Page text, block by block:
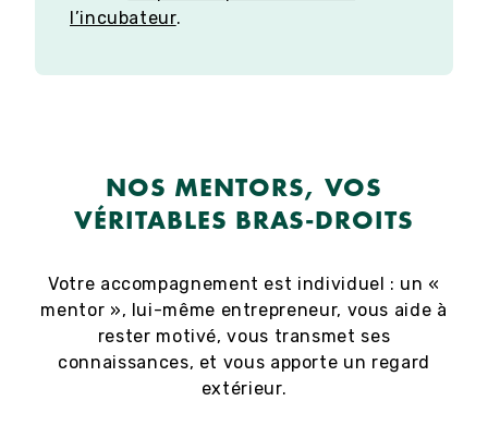
l’incubateur.
NOS MENTORS, VOS
VÉRITABLES BRAS-DROITS
Votre accompagnement est individuel : un «
mentor », lui-même entrepreneur, vous aide à
rester motivé, vous transmet ses
connaissances, et vous apporte un regard
extérieur.